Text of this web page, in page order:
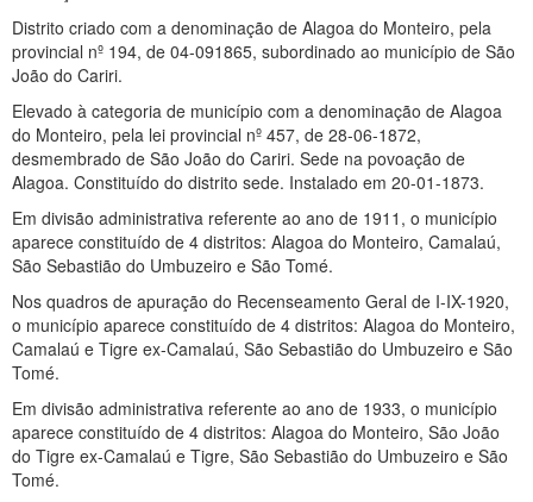
Distrito criado com a denominação de Alagoa do Monteiro, pela
provincial nº 194, de 04-091865, subordinado ao município de São
João do Cariri.
Elevado à categoria de município com a denominação de Alagoa
do Monteiro, pela lei provincial nº 457, de 28-06-1872,
desmembrado de São João do Cariri. Sede na povoação de
Alagoa. Constituído do distrito sede. Instalado em 20-01-1873.
Em divisão administrativa referente ao ano de 1911, o município
aparece constituído de 4 distritos: Alagoa do Monteiro, Camalaú,
São Sebastião do Umbuzeiro e São Tomé.
Nos quadros de apuração do Recenseamento Geral de I-IX-1920,
o município aparece constituído de 4 distritos: Alagoa do Monteiro,
Camalaú e Tigre ex-Camalaú, São Sebastião do Umbuzeiro e São
Tomé.
Em divisão administrativa referente ao ano de 1933, o município
aparece constituído de 4 distritos: Alagoa do Monteiro, São João
do Tigre ex-Camalaú e Tigre, São Sebastião do Umbuzeiro e São
Tomé.